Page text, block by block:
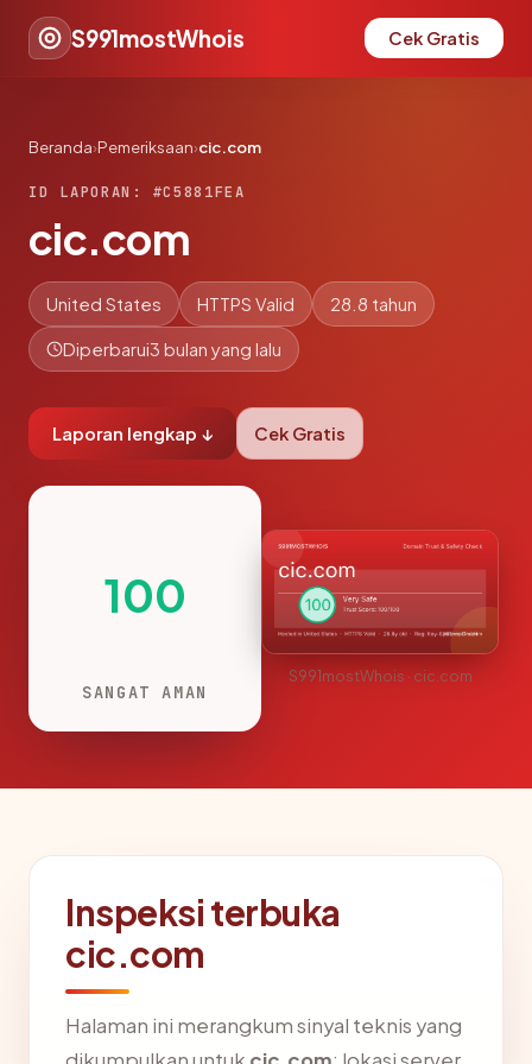
S991mostWhois Cek Gratis
Beranda›Pemeriksaan›cic.com
ID LAPORAN: #C5881FEA
cic.com
United States HTTPS Valid 28.8 tahun
Diperbarui3 bulan yang lalu
Laporan lengkap ↓ Cek Gratis
100
SANGAT AMAN
S991mostWhois · cic.com
Inspeksi terbuka
cic.com
Halaman ini merangkum sinyal teknis yang